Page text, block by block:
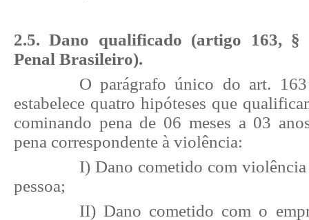
2.5. Dano qualificado (artigo 163,
Penal Brasileiro).
O parágrafo único do art.
estabelece quatro hipóteses que
cominando pena de 06 meses a 03
pena correspondente à violência:
I) Dano cometido com violência
pessoa;
II) Dano cometido com o